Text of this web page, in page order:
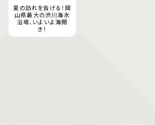
夏の訪れを告げる！岡
山県最大の渋川海水
浴場、いよいよ海開
き！